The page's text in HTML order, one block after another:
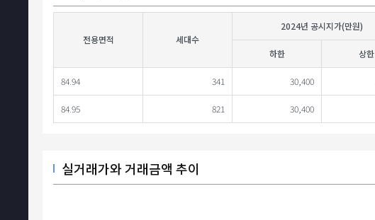
전용면적 세대수
2024년 공시지가(만원)
하한 상한
84.94 341 30,400
84.95 821 30,400
실거래가와 거래금액 추이